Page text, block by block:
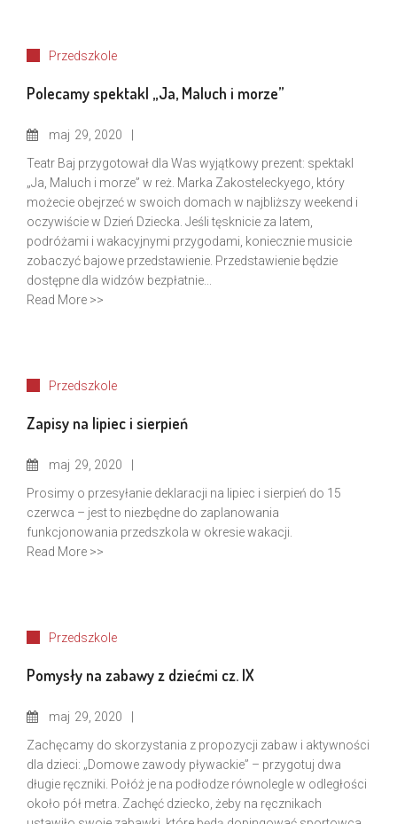
Przedszkole
Polecamy spektakl „Ja, Maluch i morze”
maj 29, 2020
Teatr Baj przygotował dla Was wyjątkowy prezent: spektakl
„Ja, Maluch i morze” w reż. Marka Zakosteleckyego, który
możecie obejrzeć w swoich domach w najbliższy weekend i
oczywiście w Dzień Dziecka. Jeśli tęsknicie za latem,
podróżami i wakacyjnymi przygodami, koniecznie musicie
zobaczyć bajowe przedstawienie. Przedstawienie będzie
dostępne dla widzów bezpłatnie...
Read More >>
Przedszkole
Zapisy na lipiec i sierpień
maj 29, 2020
Prosimy o przesyłanie deklaracji na lipiec i sierpień do 15
czerwca – jest to niezbędne do zaplanowania
funkcjonowania przedszkola w okresie wakacji.
Read More >>
Przedszkole
Pomysły na zabawy z dziećmi cz. IX
maj 29, 2020
Zachęcamy do skorzystania z propozycji zabaw i aktywności
dla dzieci: „Domowe zawody pływackie” – przygotuj dwa
długie ręczniki. Połóż je na podłodze równolegle w odległości
około pół metra. Zachęć dziecko, żeby na ręcznikach